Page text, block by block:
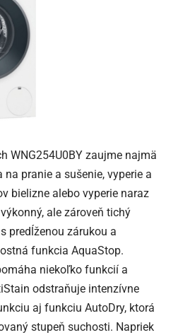
WNG254U0BY zaujme najmä
pranie a sušenie, vyperie a
bielizne alebo vyperie naraz
ale zároveň tichý
predĺženou zárukou a
funkcia AquaStop.
niekoľko funkcií a
odstraňuje intenzívne
aj funkciu AutoDry, ktorá
stupeň suchosti. Napriek